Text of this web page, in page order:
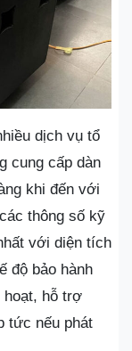
dịch vụ tổ
cung cấp dàn
khi đến với
thông số kỹ
với diện tích
độ bảo hành
hoạt, hỗ trợ
tức nếu phát